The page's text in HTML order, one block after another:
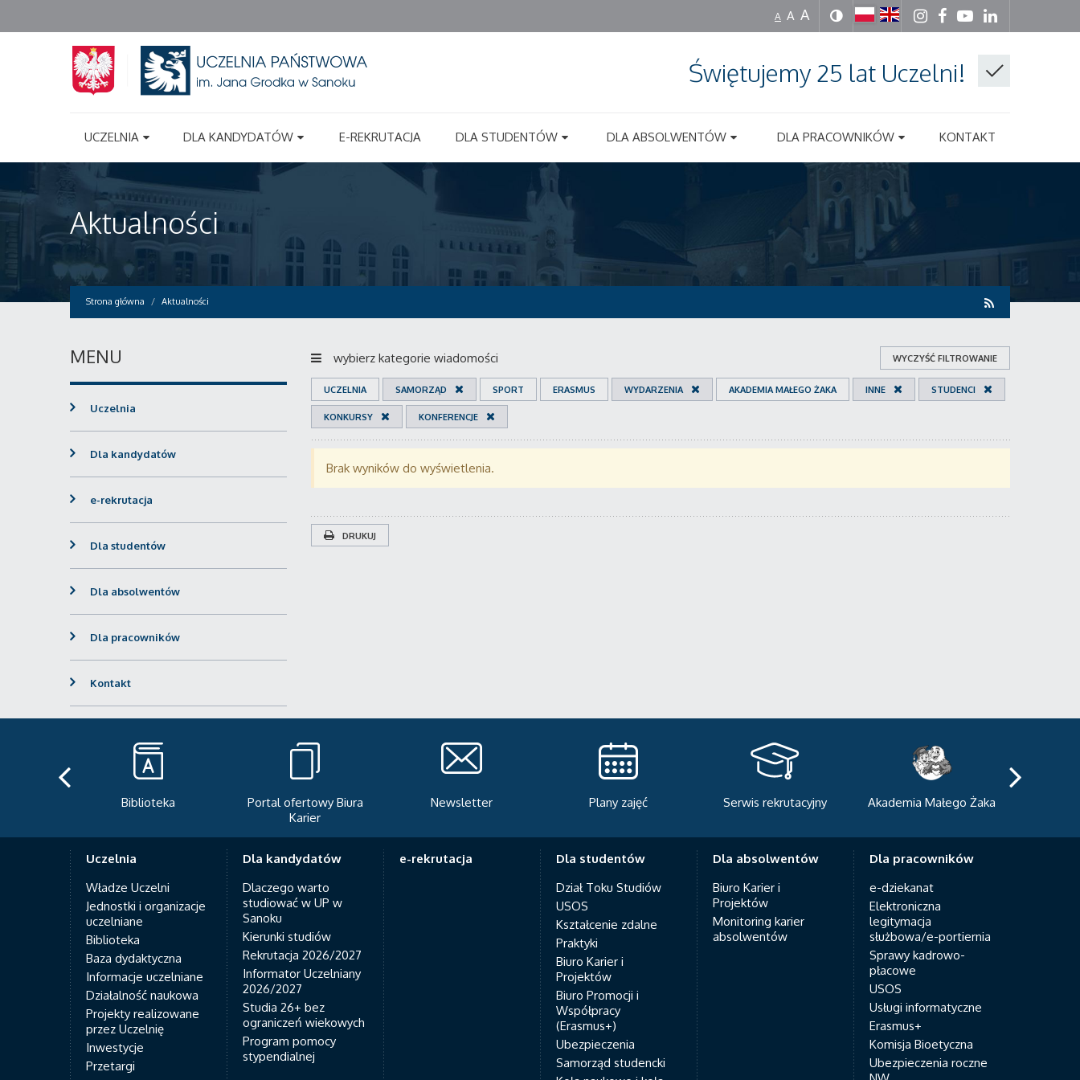
A A A
Świętujemy 25 lat Uczelni!
UCZELNIA DLA KANDYDATÓW E-REKRUTACJA DLA STUDENTÓW DLA ABSOLWENTÓW DLA PRACOWNIKÓW KONTAKT
Aktualności
Strona główna Aktualności
wybierz kategorie wiadomości WYCZYŚĆ FILTROWANIE
UCZELNIA SAMORZĄD SPORT ERASMUS WYDARZENIA AKADEMIA MAŁEGO ŻAKA INNE STUDENCI
KONKURSY KONFERENCJE
Brak wyników do wyświetlenia.
DRUKUJ
MENU
Uczelnia
Dla kandydatów
e-rekrutacja
Dla studentów
Dla absolwentów
Dla pracowników
Kontakt
Biblioteka
Portal ofertowy Biura
Karier
Newsletter Plany zajęć Serwis rekrutacyjny Akademia Małego Żaka
Uczelnia
Władze Uczelni
Jednostki i organizacje
uczelniane
Biblioteka
Baza dydaktyczna
Informacje uczelniane
Działalność naukowa
Projekty realizowane
przez Uczelnię
Inwestycje
Przetargi
Dla kandydatów
Dlaczego warto
studiować w UP w
Sanoku
Kierunki studiów
Rekrutacja 2026/2027
Informator Uczelniany
2026/2027
Studia 26+ bez
ograniczeń wiekowych
Program pomocy
stypendialnej
e-rekrutacja
Dla studentów
Dział Toku Studiów
USOS
Kształcenie zdalne
Praktyki
Biuro Karier i
Projektów
Biuro Promocji i
Współpracy
(Erasmus+)
Ubezpieczenia
Samorząd studencki
Dla absolwentów
Biuro Karier i
Projektów
Monitoring karier
absolwentów
Dla pracowników
e-dziekanat
Elektroniczna
legitymacja
służbowa/e-portiernia
Sprawy kadrowo-
płacowe
USOS
Usługi informatyczne
Erasmus+
Komisja Bioetyczna
Ubezpieczenia roczne